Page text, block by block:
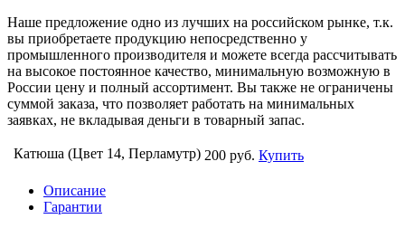
Наше предложение одно из лучших на российском рынке, т.к.
вы приобретаете продукцию непосредственно у
промышленного производителя и можете всегда рассчитывать
на высокое постоянное качество, минимальную возможную в
России цену и полный ассортимент. Вы также не ограничены
суммой заказа, что позволяет работать на минимальных
заявках, не вкладывая деньги в товарный запас.
Катюша (Цвет 14, Перламутр) 200 руб. Купить
Описание
Гарантии